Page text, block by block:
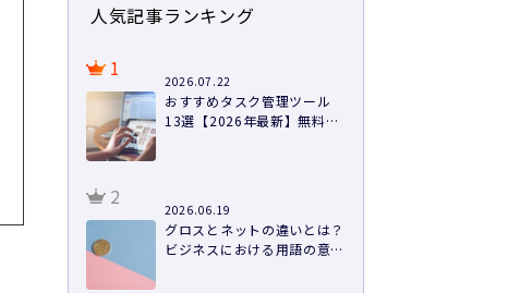
人気記事ランキング
1
2026.07.22
おすすめタスク管理ツール
13選【2026年最新】無料あ
2
2026.06.19
グロスとネットの違いとは？
ビジネスにおける用語の意味